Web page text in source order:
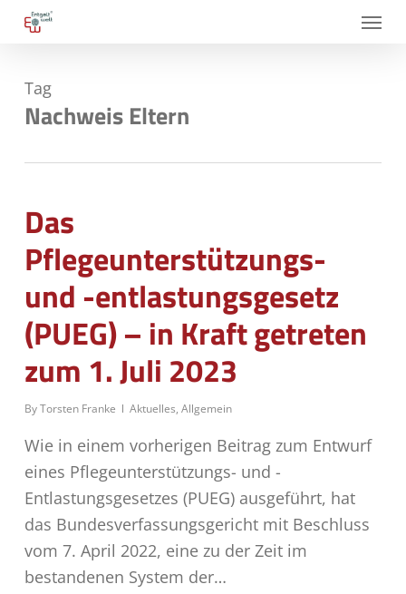
Skip
content
Menu
Tag
Nachweis Eltern
Das
Pflegeunterstützungs-
und -entlastungsgesetz
(PUEG) – in Kraft getreten
zum 1. Juli 2023
ByTorsten Franke Aktuelles, Allgemein
Wie in einem vorherigen Beitrag zum Entwurf
eines Pflegeunterstützungs- und -
Entlastungsgesetzes (PUEG) ausgeführt, hat
das Bundesverfassungsgericht mit Beschluss
vom 7. April 2022, eine zu der Zeit im
bestandenen System der…